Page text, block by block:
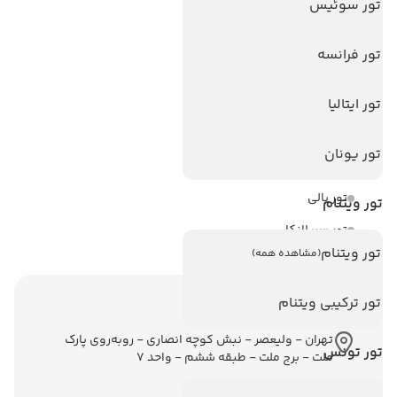
تور سوئیس
تور فرانسه
تور ایتالیا
تور یونان
تور ویتنام
تور ویتنام(مشاهده همه)
تور ترکیبی ویتنام
تور تونس
تور استانبول
تور پوکت
تور بالی
تور سریلانکا
اطلاعات تماس
تهران - ولیعصر - نبش کوچه انصاری - روبه‌روی پارک
ملت - برج ملت - طبقه ششم - واحد 7